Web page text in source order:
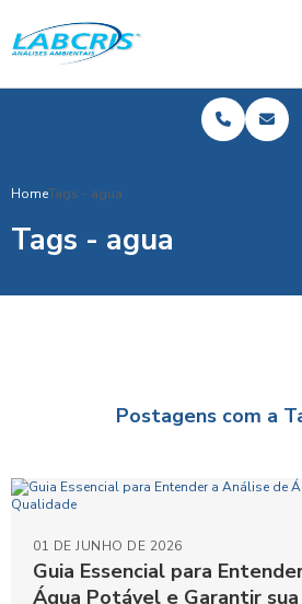
HomeTags - agua
Tags - agua
Postagens com a
Guia Essencial para
Água Potável e Garantir
01 DE JUNHO DE 2026